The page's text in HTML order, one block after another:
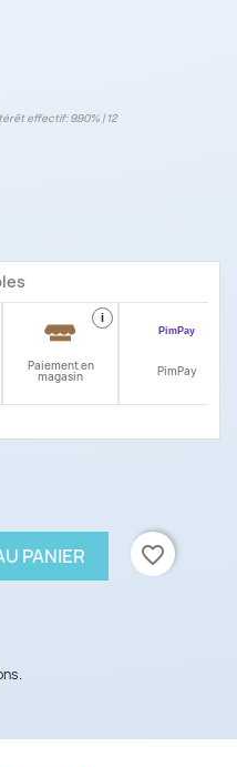
effectif: 9.90% | 12
i
Paiement en
magasin PimPay
PANIER favorite_border